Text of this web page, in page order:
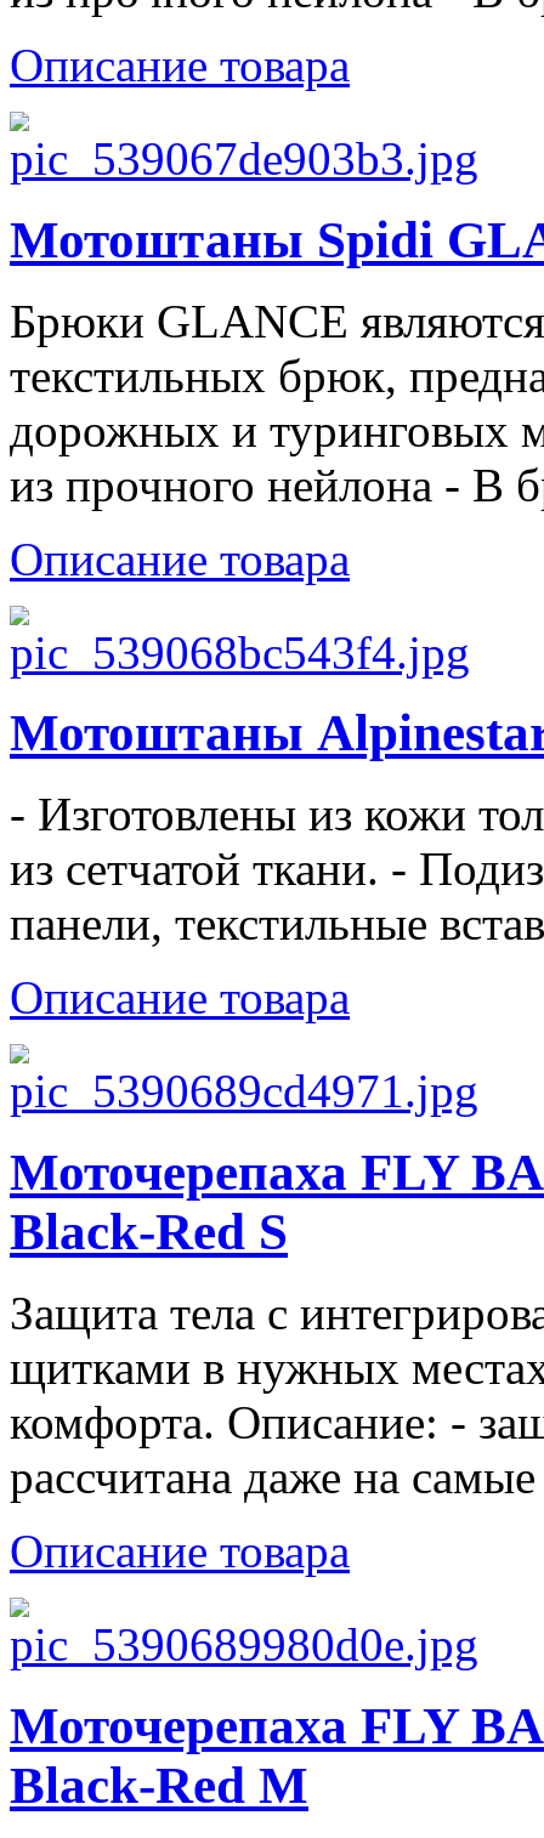
Описание товара
Мотоштаны Spidi
Брюки GLANCE
текстильных брюк,
дорожных и туринговых
из прочного нейлона - В
Описание товара
Мотоштаны
- Изготовлены из кожи
из сетчатой ткани. -
панели, текстильные
Описание товара
Моточерепаха FLY
Black-Red S
Защита тела с
щитками в нужных
комфорта. Описание: -
рассчитана даже на
Описание товара
Моточерепаха FLY
Black-Red M